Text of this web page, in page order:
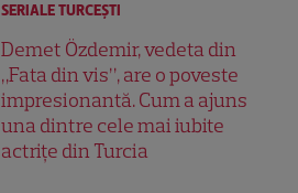
SERIALE TURCEŞTI
Demet Özdemir, vedeta din
„Fata din vis”, are o poveste
impresionantă. Cum a ajuns
una dintre cele mai iubite
actrițe din Turcia